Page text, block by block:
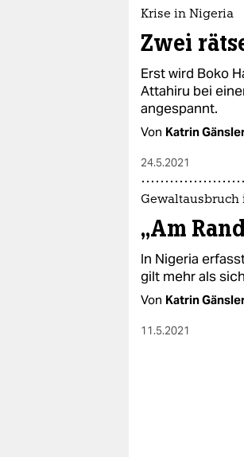
Krise in Nigeria
Zwei
Erst wird Boko
Attahiru bei
angespannt.
Von Katrin
24.5.2021
Gewaltausbruch
„Am
In Nigeria
gilt mehr als
Von Katrin
11.5.2021